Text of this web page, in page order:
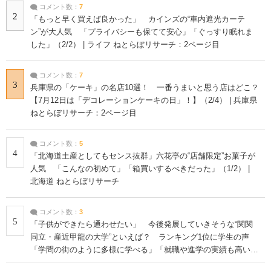
2
コメント数： 7
「もっと早く買えば良かった」 カインズの“車内遮光カーテ
ン”が大人気 「プライバシーも保てて安心」「ぐっすり眠れま
した」（2/2） | ライフ ねとらぼリサーチ：2ページ目
3
コメント数： 7
兵庫県の「ケーキ」の名店10選！ 一番うまいと思う店はどこ？
【7月12日は「デコレーションケーキの日」！】（2/4） | 兵庫県
ねとらぼリサーチ：2ページ目
4
コメント数： 5
「北海道土産としてもセンス抜群」六花亭の“店舗限定”お菓子が
人気 「こんなの初めて」「箱買いするべきだった」（1/2） |
北海道 ねとらぼリサーチ
5
コメント数： 3
「子供ができたら通わせたい」 今後発展していきそうな“関関
同立・産近甲龍の大学”といえば？ ランキング1位に学生の声
「学問の街のように多様に学べる」「就職や進学の実績も高い」
| 大学 ねとらぼリサーチ